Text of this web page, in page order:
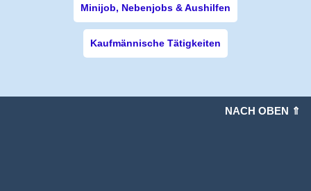
Minijob, Nebenjobs & Aushilfen
Kaufmännische Tätigkeiten
NACH OBEN ⇑